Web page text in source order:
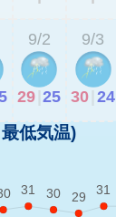
9/2
29 25
9/3
30 24
低気温)